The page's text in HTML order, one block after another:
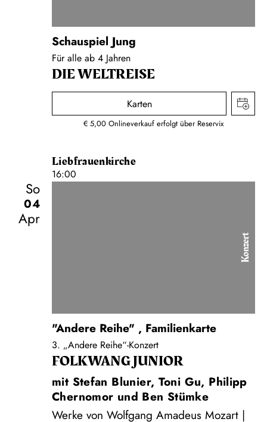
Schauspiel Jung
Für alle ab 4 Jahren
DIE WELTREISE
Karten
€ 5,00 Onlineverkauf erfolgt über Reservix
Liebfrauenkirche
16:00
So
04
Apr
Konzert
"Andere Reihe" , Familienkarte
3. „Andere Reihe“-Konzert
FOLKWANG JUNIOR
mit Stefan Blunier, Toni Gu, Philipp
Chernomor und Ben Stümke
Werke von Wolfgang Amadeus Mozart |